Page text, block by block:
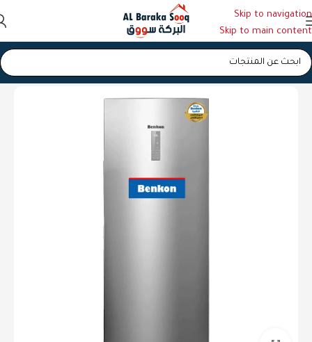
Skip to navigation
Skip to main content
الرئيسية/فريزرات